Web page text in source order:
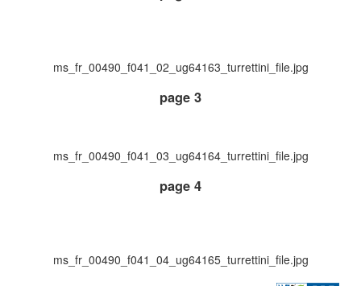
ms_fr_00490_f041_02_ug64163_turrettini_file.jpg
page 3
ms_fr_00490_f041_03_ug64164_turrettini_file.jpg
page 4
ms_fr_00490_f041_04_ug64165_turrettini_file.jpg